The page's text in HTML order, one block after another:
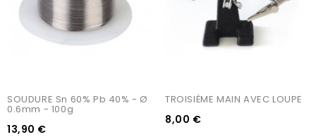
SOUDURE Sn 60% Pb 40% - Ø
0.6mm - 100g
13,90 €
TROISIÈME MAIN AVEC LOUPE
8,00 €